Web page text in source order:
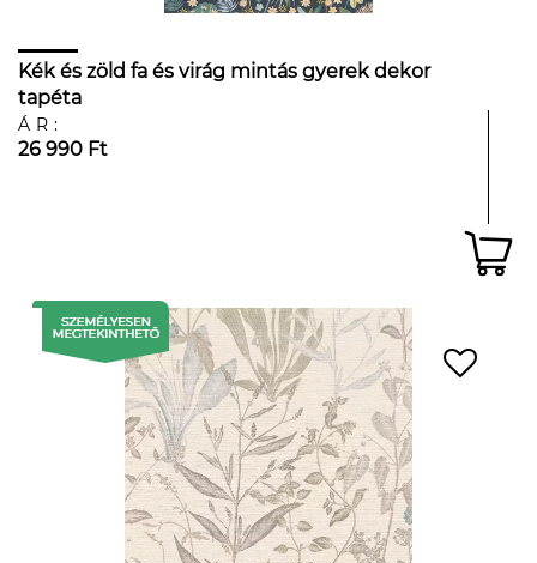
Kék és zöld fa és virág mintás gyerek dekor
tapéta
ÁR:
26 990 Ft